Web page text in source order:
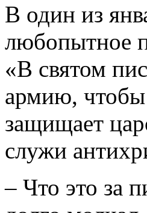
В один из
любопытное
«В святом
армию, чтобы
защищает
служи
– Что это за